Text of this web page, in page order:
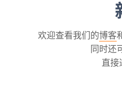
欢迎查看我们的博客
同时还
直接